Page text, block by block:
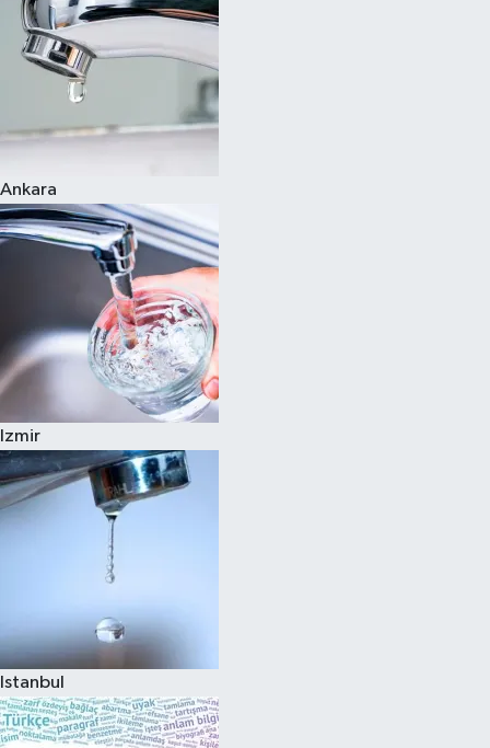
Ankara
Izmir
Istanbul